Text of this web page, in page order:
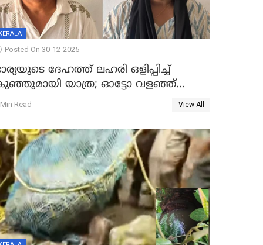
Posted On 30-12-2025
ദേഹത്ത് ലഹരി ഒളിപ്പിച്ച്
യാത്ര; ഓട്ടോ വളഞ്ഞ്
പിടികൂടി പൊലീസ്
Read View All